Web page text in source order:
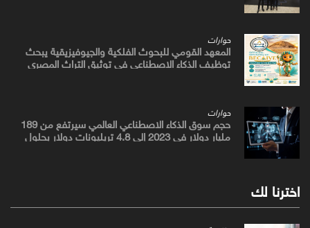
حوارات
المعهد القومي للبحوث الفلكية والجيوفيزيقية يبحث
توظيف الذكاء الاصطناعي في توثيق التراث المصري
حوارات
حجم سوق الذكاء الاصطناعي العالمي سيرتفع من 189
مليار دولار في 2023 إلى 4.8 تريليونات دولار بحلول
اخترنا لك